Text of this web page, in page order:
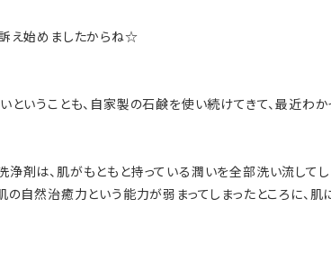
え始めましたからね☆
ということも、自家製の石鹸を使い続けてきて、最近わか
剤は、肌がもともと持っている潤いを全部洗い流してし
の自然治癒力という能力が弱まってしまったところに、